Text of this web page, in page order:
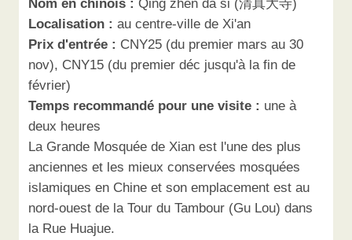
Nom en chinois : Qing zhen da si (清真大寺)
Localisation : au centre-ville de Xi'an
Prix d'entrée : CNY25 (du premier mars au 30
nov), CNY15 (du premier déc jusqu'à la fin de
février)
Temps recommandé pour une visite : une à
deux heures
La Grande Mosquée de Xian est l'une des plus
anciennes et les mieux conservées mosquées
islamiques en Chine et son emplacement est au
nord-ouest de la Tour du Tambour (Gu Lou) dans
la Rue Huajue.